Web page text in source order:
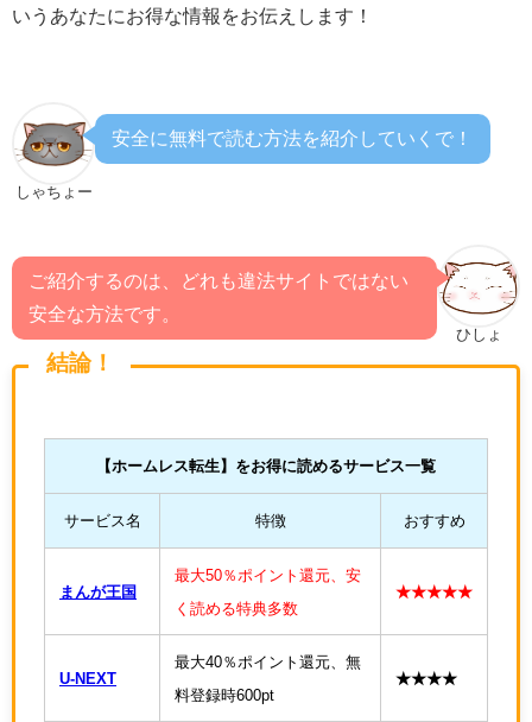
いうあなたにお得な情報をお伝えします！
しゃちょー
安全に無料で読む方法を紹介していくで！
ひしょ
ご紹介するのは、どれも違法サイトではない
安全な方法です。
結論！
【ホームレス転生】をお得に読めるサービス一覧
サービス名 特徴 おすすめ
まんが王国
最大50％ポイント還元、安
く読める特典多数
★★★★★
U-NEXT
最大40％ポイント還元、無
料登録時600pt
★★★★